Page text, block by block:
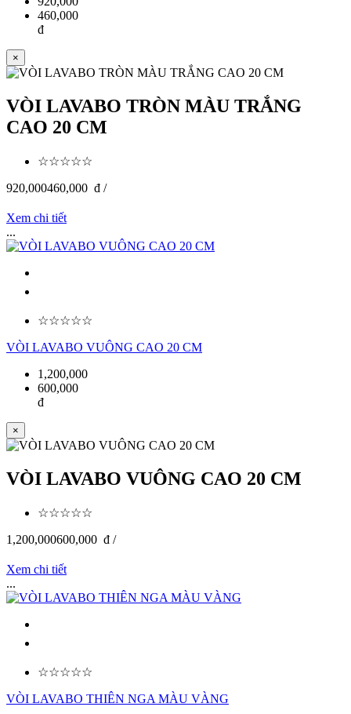
460,000
đ
×
VÒI LAVABO TRÒN MÀU TRẮNG
CAO 20 CM
☆☆☆☆☆
920,000460,000 đ /
Xem chi tiết
...
☆☆☆☆☆
VÒI LAVABO VUÔNG CAO 20 CM
1,200,000
600,000
đ
×
VÒI LAVABO VUÔNG CAO 20 CM
☆☆☆☆☆
1,200,000600,000 đ /
Xem chi tiết
...
☆☆☆☆☆
VÒI LAVABO THIÊN NGA MÀU VÀNG